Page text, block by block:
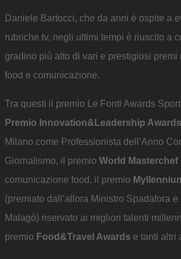
Daniele Bartocci, che da anni è ospite a
rubriche tv, negli ultimi tempi è riuscito a
gradino più alto di vari e prestigiosi
food e comunicazione.
Tra questi il premio Le Fonti Awards
Premio Innovation&Leadership
Milano come Professionista dell’Anno
Giornalismo, il premio World Masterchef
comunicazione food, il premio
(premiato dall’allora Ministro Spadafora
Malagò) riservato ai migliori talenti
premio Food&Travel Awards e tanti altri